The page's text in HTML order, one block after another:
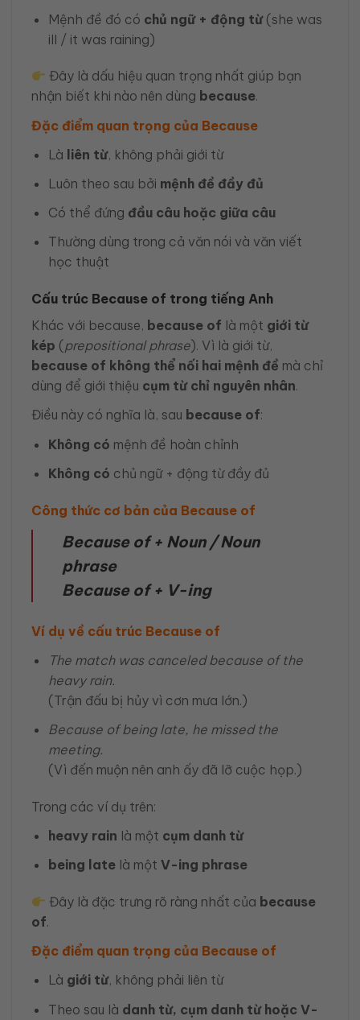
Mệnh đề đó có chủ ngữ + động từ(she was
ill / it was raining)
Đây là dấu hiệu quan trọng nhất giúp bạn
nhận biết khi nào nên dùng because.
Đặc điểm quan trọng của Because
Là liên từ, không phải giới từ
Luôn theo sau bởi mệnh đề đầy đủ
Có thể đứng đầu câu hoặc giữa câu
Thường dùng trong cả văn nói và văn viết
học thuật
Cấu trúc Because of trong tiếng Anh
Khác với because, because of là một giới từ
kép (prepositional phrase). Vì là giới từ,
because of không thể nối hai mệnh đề mà chỉ
dùng để giới thiệu cụm từ chỉ nguyên nhân.
Điều này có nghĩa là, sau because of:
Không có mệnh đề hoàn chỉnh
Không có chủ ngữ + động từ đầy đủ
Công thức cơ bản của Because of
Because of + Noun / Noun
phrase
Because of + V-ing
Ví dụ về cấu trúc Because of
The match was canceled because of the
heavy rain.
(Trận đấu bị hủy vì cơn mưa lớn.)
Because of being late, he missed the
meeting.
(Vì đến muộn nên anh ấy đã lỡ cuộc họp.)
Trong các ví dụ trên:
heavy rain là một cụm danh từ
being latelà một V-ing phrase
Đây là đặc trưng rõ ràng nhất của because
of.
Đặc điểm quan trọng của Because of
Là giới từ, không phải liên từ
Theo sau là danh từ, cụm danh từ hoặc V-